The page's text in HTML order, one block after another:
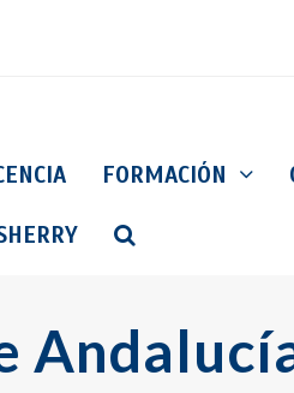
FORMACIÓN